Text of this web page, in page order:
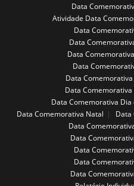
Data
Atividade Data
Data
Data
Data
Data
Data
Data
Data Comemorativa Dia
Data Comemorativa Natal
Data
Data
Data
Data
Data
Data